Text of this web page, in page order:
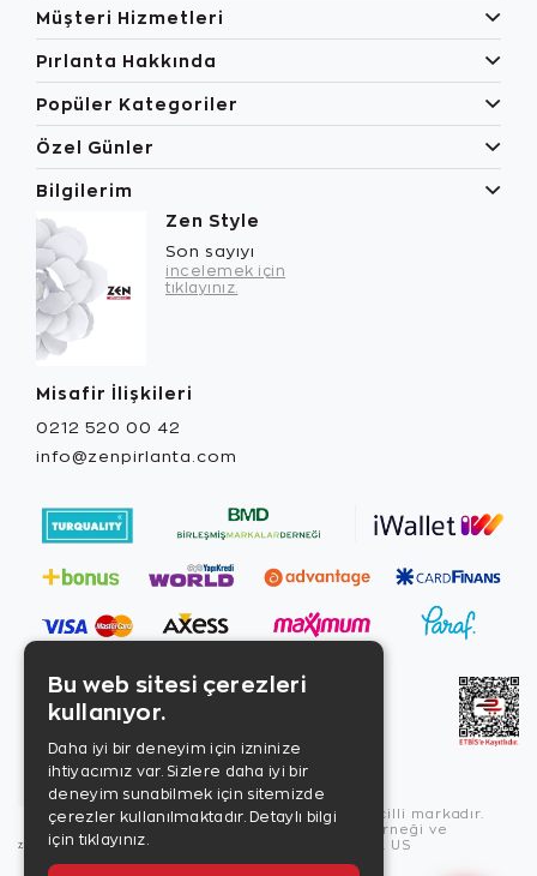
Müşteri Hizmetleri
Pırlanta Hakkında
Popüler Kategoriler
Özel Günler
Bilgilerim
Zen Style
Son sayıyı
incelemek için
tıklayınız.
Misafir İlişkileri
0212 520 00 42
info@zenpirlanta.com
Copyright © 2026, Zen Diamond tescilli markadır.
Zen Diamond Birleşmiş Markalar Derneği ve
Turquality Destek Programı üyesidir. US
Bu web sitesi çerezleri
kullanıyor.
Daha iyi bir deneyim için izninize
ihtiyacımız var. Sizlere daha iyi bir
deneyim sunabilmek için sitemizde
çerezler kullanılmaktadır. Detaylı bilgi
için tıklayınız.